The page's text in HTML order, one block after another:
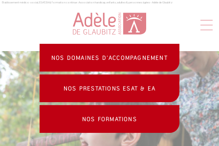
Panneau de gestion des cookies
Établissement médico-social, ESAT, EA & formation continue : Association handicap, enfants, adultes & personnes âgées - Adèle de Glaubitz
NOS DOMAINES D’ACCOMPAGNEMENT
NOS PRESTATIONS ESAT & EA
NOS FORMATIONS